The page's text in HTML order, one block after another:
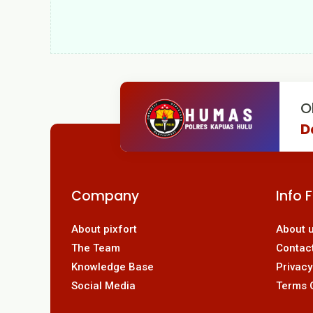
Company
About pixfort
The Team
Knowledge Base
Social Media
Info
About
Terms